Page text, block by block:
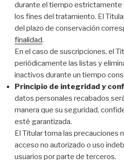
durante el tiempo estrictamente
los fines del tratamiento. El
del plazo de conservación
finalidad.
En el caso de suscripciones, el
periódicamente las listas y
inactivos durante un tiempo
Principio de integridad y
datos personales recabados
manera que su seguridad,
esté garantizada.
El Titular toma las precauciones
acceso no autorizado o uso
usuarios por parte de terceros.